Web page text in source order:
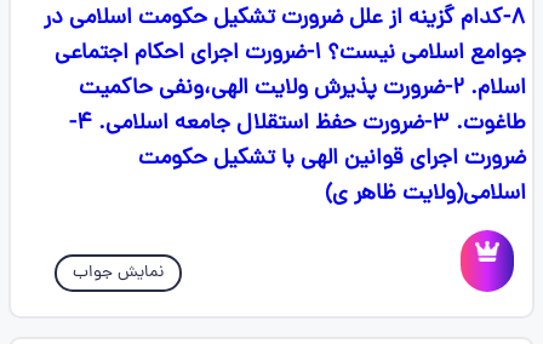
۸-کدام گزینه از علل ضرورت تشکیل حکومت اسلامی در
جوامع اسلامی نیست؟ ۱-ضرورت اجرای احکام اجتماعی
اسلام. ۲-ضرورت پذیرش ولایت الهی،ونفی حاکمیت
طاغوت. ۳-ضرورت حفظ استقلال جامعه اسلامی. ۴-
ضرورت اجرای قوانین الهی با تشکیل حکومت
اسلامی(ولایت ظاهر ی)
نمایش جواب